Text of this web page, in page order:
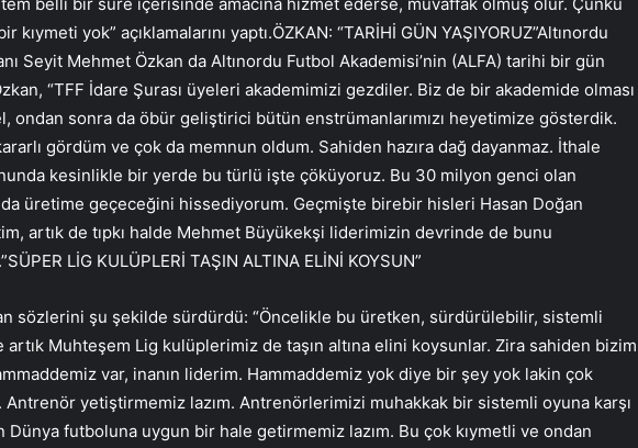
kıymeti yok” açıklamalarını yaptı.ÖZKAN: “TARİHİ GÜN YAŞIYORUZ”Altınordu
Seyit Mehmet Özkan da Altınordu Futbol Akademisi’nin (ALFA) tarihi bir gün
“TFF İdare Şurası üyeleri akademimizi gezdiler. Biz de bir akademide olması
ondan sonra da öbür geliştirici bütün enstrümanlarımızı heyetimize gösterdik.
gördüm ve çok da memnun oldum. Sahiden hazıra dağ dayanmaz. İthale
kesinlikle bir yerde bu türlü işte çöküyoruz. Bu 30 milyon genci olan
üretime geçeceğini hissediyorum. Geçmişte birebir hisleri Hasan Doğan
artık de tıpkı halde Mehmet Büyükekşi liderimizin devrinde de bunu
LİG KULÜPLERİ TAŞIN ALTINA ELİNİ KOYSUN”
sözlerini şu şekilde sürdürdü: “Öncelikle bu üretken, sürdürülebilir, sistemli
Muhteşem Lig kulüplerimiz de taşın altına elini koysunlar. Zira sahiden bizim
var, inanın liderim. Hammaddemiz yok diye bir şey yok lakin çok
Antrenör yetiştirmemiz lazım. Antrenörlerimizi muhakkak bir sistemli oyuna karşı
Dünya futboluna uygun bir hale getirmemiz lazım. Bu çok kıymetli ve ondan